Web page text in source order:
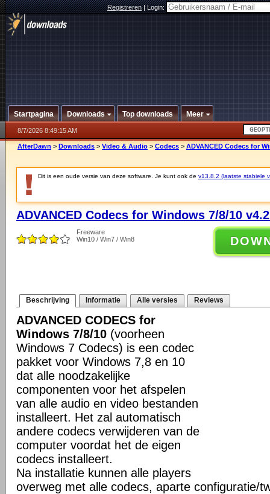
Registreren|Login:
Startpagina Downloads Top downloads Meer
8/7/2026 8:49:15 AM
AfterDawn > Downloads > Video & Audio > Codecs > ADVANCED Codecs for
Dit is een oude versie van deze software. Je kunt ook de v13.8.2 (laatste stabiele
ADVANCED Codecs for Windows 7/8/10
Freeware
Win10 / Win7 / Win8
Beschrijving Informatie Alle versies Reviews
ADVANCED CODECS for
Windows 7/8/10 (voorheen
Windows 7 Codecs) is een codec
pakket voor Windows 7,8 en 10
dat alle noodzakelijke
componenten voor het afspelen
van alle audio en video bestanden
installeert. Het zal automatisch
andere codecs verwijderen van de
computer voordat het de eigen
codecs installeert.
Na installatie kunnen alle players
overweg met alle codecs, aparte configuratie/